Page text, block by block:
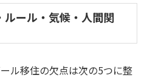
ール・気候・人間関
ル移住の欠点は次の5つに整